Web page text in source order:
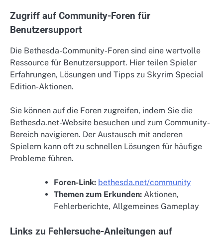
Zugriff auf Community-Foren für
Benutzersupport
Die Bethesda-Community-Foren sind eine wertvolle
Ressource für Benutzersupport. Hier teilen Spieler
Erfahrungen, Lösungen und Tipps zu Skyrim Special
Edition-Aktionen.
Sie können auf die Foren zugreifen, indem Sie die
Bethesda.net-Website besuchen und zum Community-
Bereich navigieren. Der Austausch mit anderen
Spielern kann oft zu schnellen Lösungen für häufige
Probleme führen.
Foren-Link: bethesda.net/community
Themen zum Erkunden: Aktionen,
Fehlerberichte, Allgemeines Gameplay
Links zu Fehlersuche-Anleitungen auf